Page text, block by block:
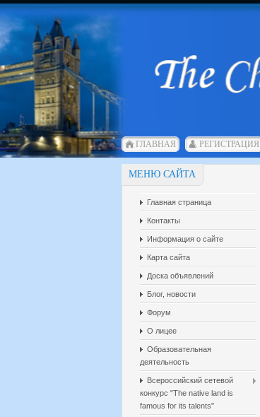
ГЛАВНАЯ РЕГИСТРАЦИЯ
МЕНЮ САЙТА
Главная страница
Контакты
Информация о сайте
Карта сайта
Доска объявлений
Блог, новости
Форум
О лицее
Образовательная
деятельность
Всероссийский сетевой
конкурс "The native land is
famous for its talents"